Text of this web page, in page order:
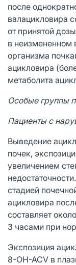
после
валацикловира
от принятой
в неизмененном
организма
ацикловира
метаболита
Особые группы
Пациенты с
Выведение
почек,
увеличением
стадией
ацикловира
составляет
3 часами при
Экспозиция
8-OH-ACV в